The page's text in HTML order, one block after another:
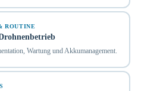
ROUTINE
Wartung und Akkumanagement.